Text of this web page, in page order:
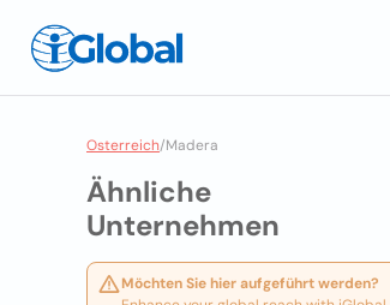
Osterreich/Madera
Ähnliche
Unternehmen
Möchten Sie hier aufgeführt werden?